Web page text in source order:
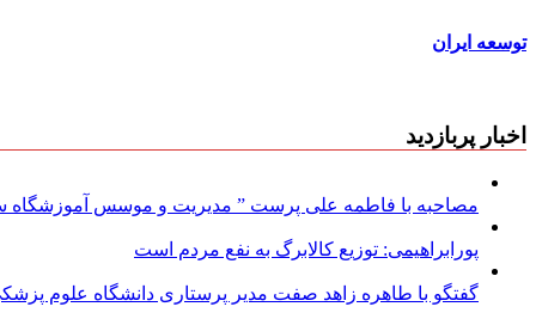
توسعه ایران
اخبار پربازدید
مصاحبه با فاطمه علی پرست ” مدیریت و موسس آموزشگاه
پورابراهیمی: توزیع کالابرگ به نفع مردم است
گفتگو با طاهره زاهد صفت مدیر پرستاری دانشگاه علوم